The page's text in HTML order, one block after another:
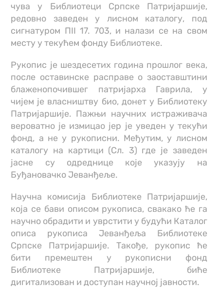
чува у Библиотеци Српске Патријаршије,
редовно заведен у лисном каталогу, под
сигнатуром ПII 17. 703, и налази се на свом
месту у текућем фонду Библиотеке.
Рукопис је шездесетих година прошлог века,
после оставинске расправе о заоставштини
блаженопочившег патријарха Гаврила, у
чијем је власништву био, донет у Библиотеку
Патријаршије. Пажњи научних истраживача
вероватно је измицао јер је уведен у текући
фонд, а не у рукописни. Међутим, у лисном
каталогу на картици (Сл. 3) где је заведен
јасне су одреднице које указују на
Буђановачко Јеванђеље.
Научна комисија Библиотеке Патријаршије,
која се бави описом рукописа, свакако ће га
научно обрадити и уврстити у будући Каталог
описа рукописа Јеванђеља Библиотеке
Српске Патријаршије. Такође, рукопис ће
бити премештен у рукописни фонд
Библиотеке Патријаршије, биће
дигитализован и доступан научној јавности.